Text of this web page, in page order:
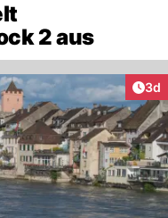
2 aus
3d